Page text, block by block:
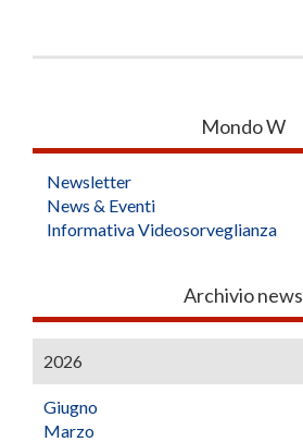
Mondo W
Newsletter
News & Eventi
Informativa Videosorveglianza
Archivio news
2026
Giugno
Marzo